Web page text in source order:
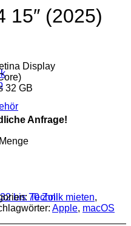
bis 70 Zoll
15″ (2025)
Display
32 GB
Anfrage!
Technik mieten,
Apple, macOS